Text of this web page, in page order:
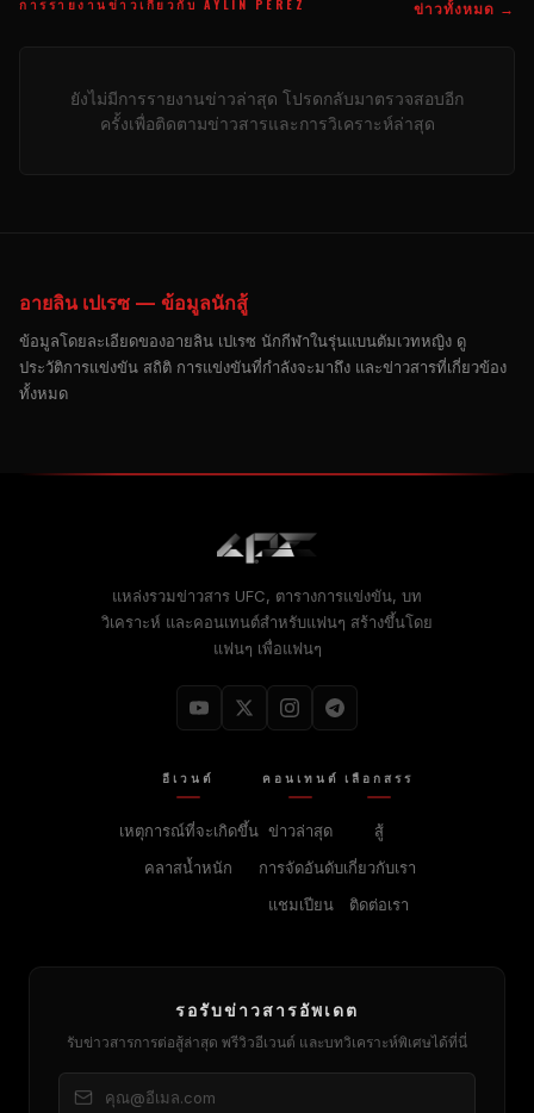
การรายงานข่าวเกี่ยวกับ AYLIN PEREZ ข่าวทั้งหมด →
ยังไม่มีการรายงานข่าวล่าสุด โปรดกลับมาตรวจสอบอีก
ครั้งเพื่อติดตามข่าวสารและการวิเคราะห์ล่าสุด
อายลิน เปเรซ — ข้อมูลนักสู้
ข้อมูลโดยละเอียดของอายลิน เปเรซ นักกีฬาในรุ่นแบนตัมเวทหญิง ดู
ประวัติการแข่งขัน สถิติ การแข่งขันที่กำลังจะมาถึง และข่าวสารที่เกี่ยวข้อง
ทั้งหมด
แหล่งรวมข่าวสาร UFC, ตารางการแข่งขัน, บท
วิเคราะห์ และคอนเทนต์สำหรับแฟนๆ สร้างขึ้นโดย
แฟนๆ เพื่อแฟนๆ
อีเวนต์
เหตุการณ์ที่จะเกิดขึ้น
คลาสน้ำหนัก
คอนเทนต์
ข่าวล่าสุด
การจัดอันดับ
แชมเปียน
เลือกสรร
สู้
เกี่ยวกับเรา
ติดต่อเรา
รอรับข่าวสารอัพเดต
รับข่าวสารการต่อสู้ล่าสุด พรีวิวอีเวนต์ และบทวิเคราะห์พิเศษได้ที่นี่